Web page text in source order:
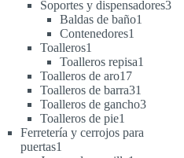
productos
Soportes y dispensadores33
Baldas de baño1
Contenedores1
Toalleros1
producto
Toalleros repisa1
Toalleros de aro1717
productos
Toalleros de barra31
productos
Toalleros de gancho33
Toalleros de pie1
producto
Ferretería y cerrojos para
puertas1